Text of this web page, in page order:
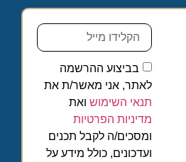
בביצוע ההרשמה
לאתר, אני מאשר/ת את
תנאי השימוש ואת
מדיניות הפרטיות
ומסכים/ה לקבל תכנים
ועדכונים, כולל מידע על